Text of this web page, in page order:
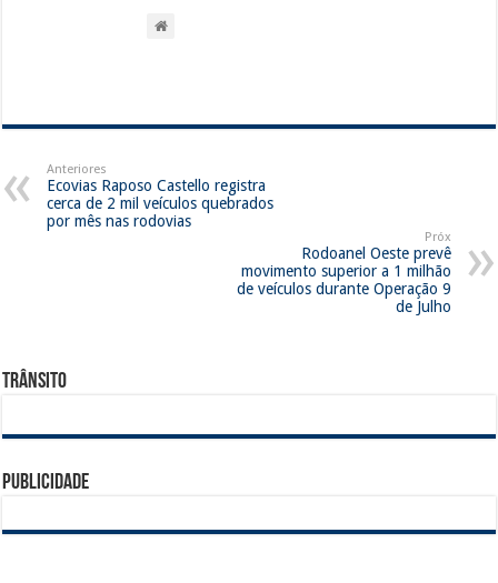
Anteriores
Ecovias Raposo Castello registra
cerca de 2 mil veículos quebrados
por mês nas rodovias
Próx
Rodoanel Oeste prevê
movimento superior a 1 milhão
de veículos durante Operação 9
de Julho
Trânsito
Publicidade